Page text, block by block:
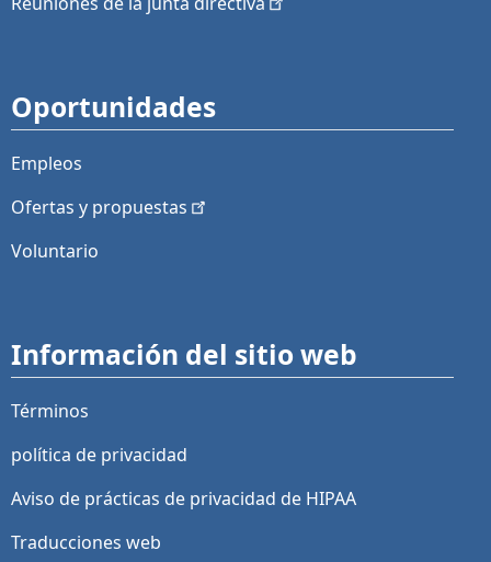
Oportunidades
Empleos
Ofertas y propuestas
Voluntario
Información del sitio web
Términos
política de privacidad
Aviso de prácticas de privacidad de HIPAA
Traducciones web